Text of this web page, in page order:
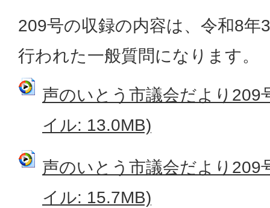
209号の収録の内容は、令和8年
行われた一般質問になります。
声のいとう市議会だより209
イル: 13.0MB)
声のいとう市議会だより209
イル: 15.7MB)